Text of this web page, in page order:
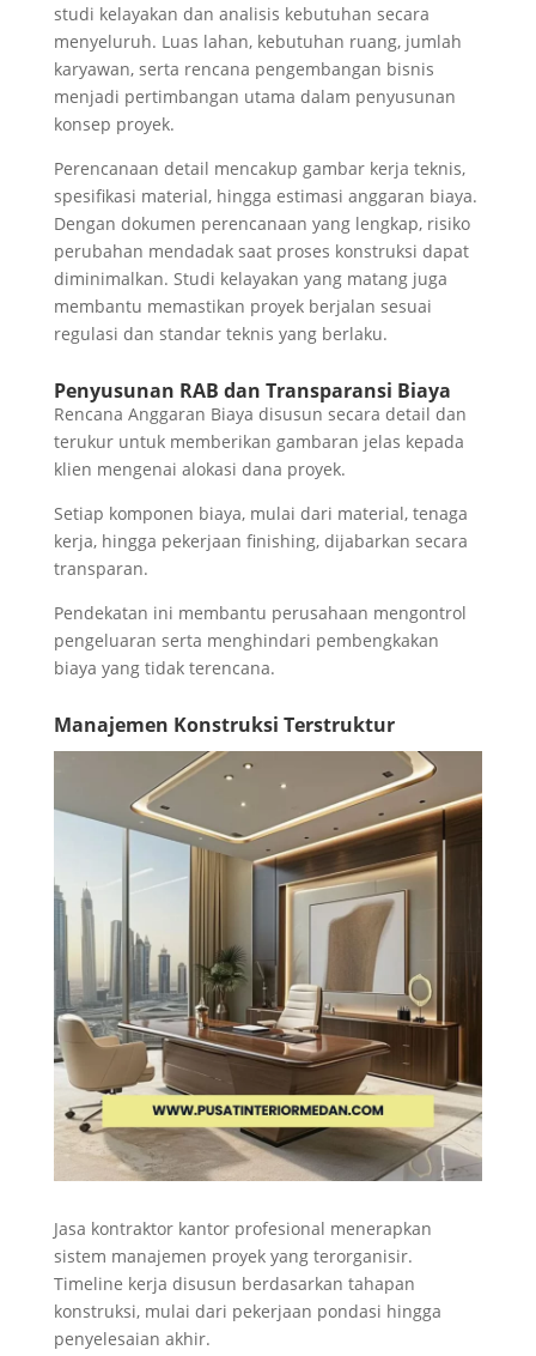
studi kelayakan dan analisis kebutuhan secara
menyeluruh. Luas lahan, kebutuhan ruang, jumlah
karyawan, serta rencana pengembangan bisnis
menjadi pertimbangan utama dalam penyusunan
konsep proyek.
Perencanaan detail mencakup gambar kerja teknis,
spesifikasi material, hingga estimasi anggaran biaya.
Dengan dokumen perencanaan yang lengkap, risiko
perubahan mendadak saat proses konstruksi dapat
diminimalkan. Studi kelayakan yang matang juga
membantu memastikan proyek berjalan sesuai
regulasi dan standar teknis yang berlaku.
Penyusunan RAB dan Transparansi Biaya
Rencana Anggaran Biaya disusun secara detail dan
terukur untuk memberikan gambaran jelas kepada
klien mengenai alokasi dana proyek.
Setiap komponen biaya, mulai dari material, tenaga
kerja, hingga pekerjaan finishing, dijabarkan secara
transparan.
Pendekatan ini membantu perusahaan mengontrol
pengeluaran serta menghindari pembengkakan
biaya yang tidak terencana.
Manajemen Konstruksi Terstruktur
Jasa kontraktor kantor profesional menerapkan
sistem manajemen proyek yang terorganisir.
Timeline kerja disusun berdasarkan tahapan
konstruksi, mulai dari pekerjaan pondasi hingga
penyelesaian akhir.